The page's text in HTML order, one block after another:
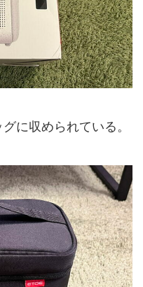
に収められている。